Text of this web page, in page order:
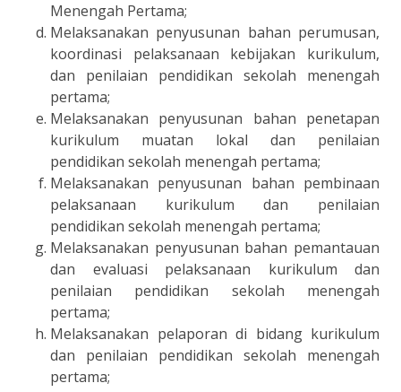
Menengah Pertama;
Melaksanakan penyusunan bahan perumusan,
koordinasi pelaksanaan kebijakan kurikulum,
dan penilaian pendidikan sekolah menengah
pertama;
Melaksanakan penyusunan bahan penetapan
kurikulum muatan lokal dan penilaian
pendidikan sekolah menengah pertama;
Melaksanakan penyusunan bahan pembinaan
pelaksanaan kurikulum dan penilaian
pendidikan sekolah menengah pertama;
Melaksanakan penyusunan bahan pemantauan
dan evaluasi pelaksanaan kurikulum dan
penilaian pendidikan sekolah menengah
pertama;
Melaksanakan pelaporan di bidang kurikulum
dan penilaian pendidikan sekolah menengah
pertama;